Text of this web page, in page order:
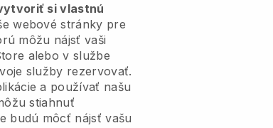
si vlastnú
webové stránky pre
môžu nájsť vaši
alebo v službe
služby rezervovať.
a používať našu
stiahnuť
budú môcť nájsť vašu